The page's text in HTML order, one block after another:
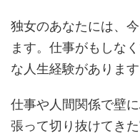
独女のあなたには、
ます。仕事がもしな
な人生経験があります
仕事や人間関係で壁
張って切り抜けてき